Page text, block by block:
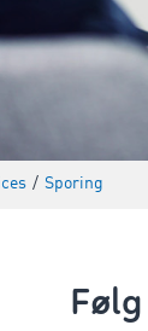
/ Sporing